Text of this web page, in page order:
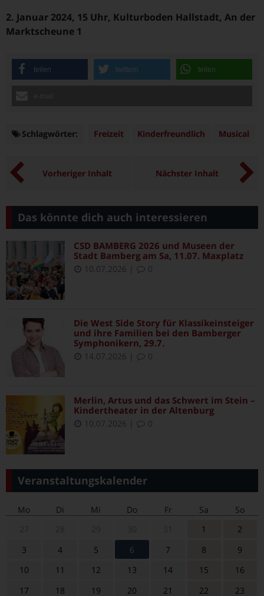
2. Januar 2024, 15 Uhr, Kulturboden Hallstadt, An der
Marktscheune 1
teilen twittern teilen
Schlagwörter: Schlagwörter
Freizeit Kinderfreundlich Musical
Vorheriger Inhalt Nächster Inhalt
Das könnte dich auch interessieren
CSD BAMBERG 2026 und Museen der
Stadt Bamberg am Sa, 11.07. Maxplatz
10.07.2026 0
Die West Side Story für Klassikeinsteiger
und ihre Familien bei den Bamberger
Symphonikern, 29.7.
14.07.2026 0
Merlin, Artus und das Schwert im Stein –
Kindertheater in der Altenburg
10.07.2026 0
Veranstaltungskalender
Mo Di Mi Do Fr Sa
So
1
2
3
4 5 6 7 8
9
10
11 12 13 14 15
16
17
18 19 20 21 22 23